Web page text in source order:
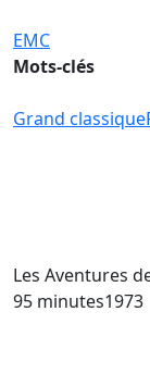
EMC
Mots-clés
Grand classique
Les Aventures
95 minutes1973